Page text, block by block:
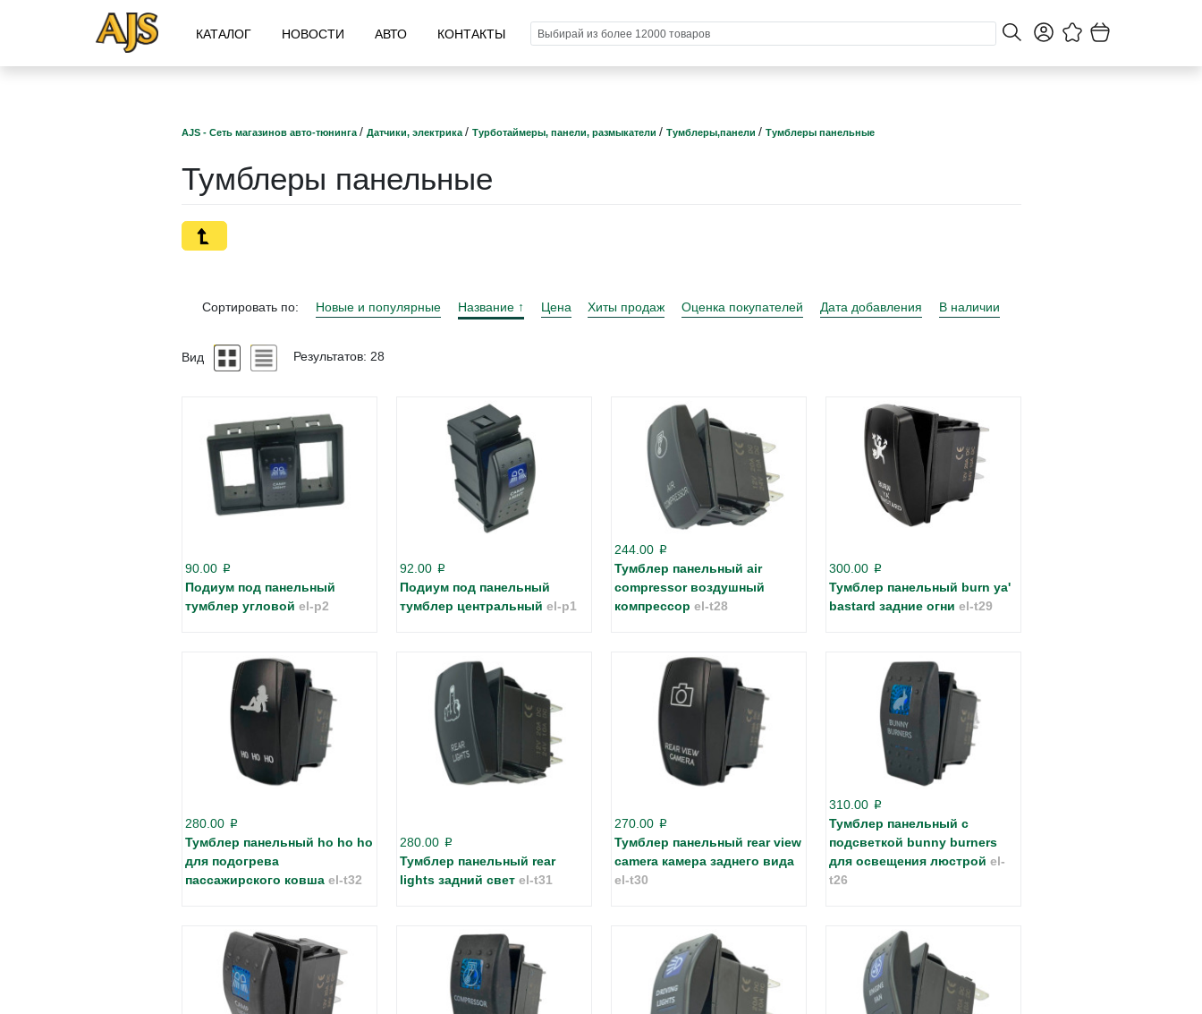
КАТАЛОГ НОВОСТИ АВТО КОНТАКТЫ
AJS - Сеть магазинов авто-тюнинга / Датчики, электрика / Турботаймеры, панели, размыкатели / Тумблеры,панели / Тумблеры панельные
Тумблеры панельные
Сортировать по: Новые и популярные Название Цена Хиты продаж Оценка покупателей Дата добавления В наличии
Вид Результатов: 28
90.00 p
Подиум под панельный
тумблер угловой el-p2
92.00 p
Подиум под панельный
тумблер центральный el-p1
244.00 p
Тумблер панельный air
compressor воздушный
компрессор el-t28
300.00 p
Тумблер панельный burn ya'
bastard задние огни el-t29
280.00 p
Тумблер панельный ho ho ho
для подогрева
пассажирского ковша el-t32
280.00 p
Тумблер панельный rear
lights задний свет el-t31
270.00 p
Тумблер панельный rear view
camera камера заднего вида
el-t30
310.00 p
Тумблер панельный с
подсветкой bunny burners
для освещения люстрой el-
t26